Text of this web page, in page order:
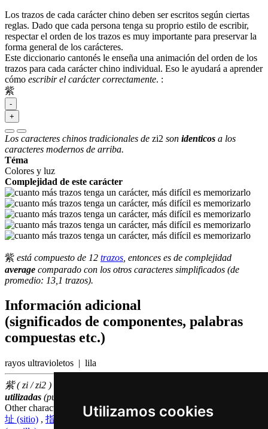
Utilizamos cookies
Los trazos de cada carácter chino deben ser escritos según ciertas
reglas. Dado que cada persona tenga su proprio estilo de escribir,
respectar el orden de los trazos es muy importante para preservar la
forma general de los carácteres.
Este diccionario cantonés le enseña una animación del orden de los
trazos para cada carácter chino individual. Eso le ayudará a aprender
cómo escribir el carácter correctamente. :
紫
-
+
Los caracteres chinos tradicionales de zi2 son identicos a los
caracteres modernos de arriba.
Téma
Colores y luz
Complejidad de este carácter
紫 está compuesto de 12 trazos , entonces es de complejidad
average comparado con los otros caracteres simplificados (de
promedio: 13,1 trazos).
Información adicional
(significados de componentes, palabras
compuestas etc.)
rayos ultravioletos | lila
紫 ( zi / zi2 ) hace parte de las
utilizadas (puesto número
Other characters that are pronouncedzi2 in Cantonese
址 (sitio) , 指 (montrar) , 止 (parada), 纸 (papel), 子 (hijo)